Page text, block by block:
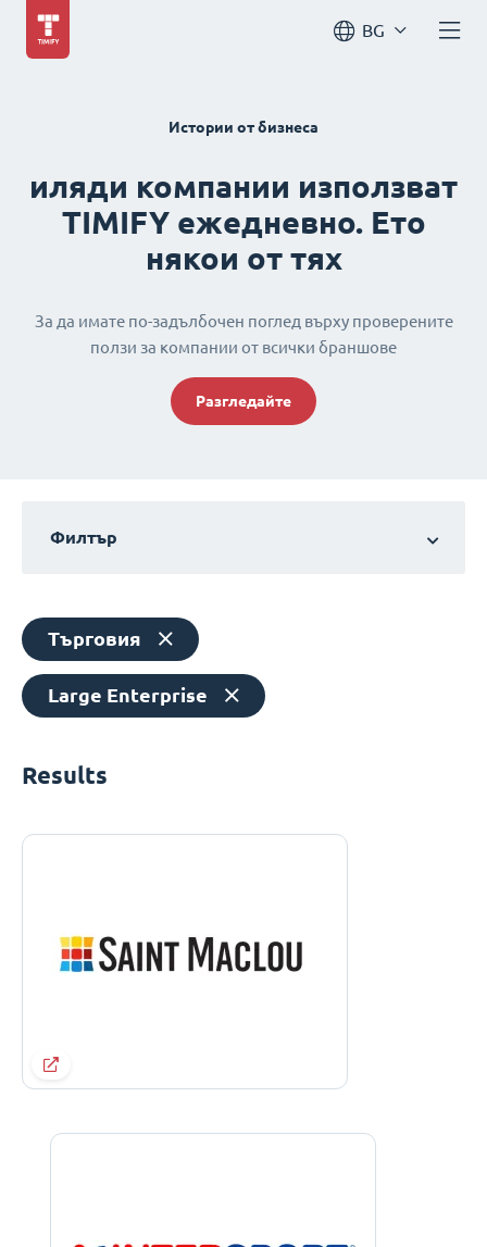
BG
Истории от бизнеса
иляди компании използват
TIMIFY ежедневно. Ето
някои от тях
За да имате по-задълбочен поглед върху проверените
ползи за компании от всички браншове
Разгледайте
Филтър
Търговия
Large Enterprise
Results